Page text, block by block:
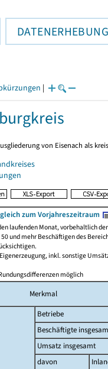
DATENERHEBUNG
|
von Eisenach als
zum Vorjahreszeitraum
laufenden Monat, vorbehaltlich
und mehr Beschäftigen des
inkl. sonstige
möglich
Merkmal
Betriebe
Beschäftigte
Umsatz insgesamt
davon